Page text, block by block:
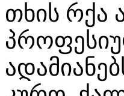
თხის რქა